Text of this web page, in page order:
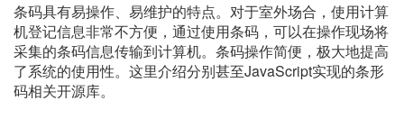
条码具有易操作、易维护的特点。对于室外场合，使用计算
机登记信息非常不方便，通过使用条码，可以在操作现场将
采集的条码信息传输到计算机。条码操作简便，极大地提高
了系统的使用性。这里介绍分别甚至JavaScript实现的条形
码相关开源库。